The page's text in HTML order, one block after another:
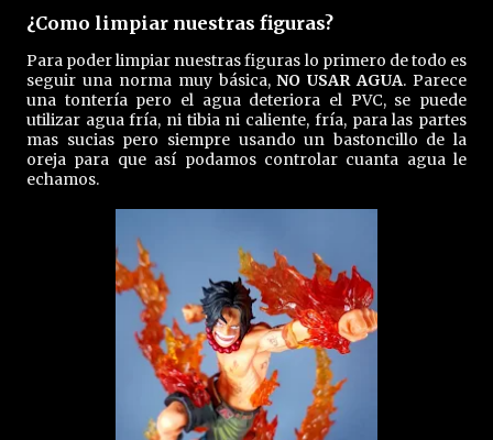
¿Como limpiar nuestras figuras?
Para poder limpiar nuestras figuras lo primero de todo es
seguir una norma muy básica,NO USAR AGUA. Parece
una tontería pero el agua deteriora el PVC, se puede
utilizar agua fría, ni tibia ni caliente, fría, para las partes
mas sucias pero siempre usando un bastoncillo de la
oreja para que así podamos controlar cuanta agua le
echamos.